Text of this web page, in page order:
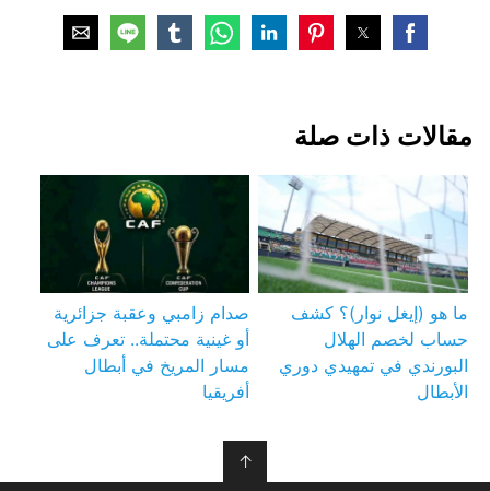
مقالات ذات صلة
ما هو (إيغل نوار)؟ كشف
حساب لخصم الهلال
البورندي في تمهيدي دوري
الأبطال
صدام زامبي وعقبة جزائرية
أو غينية محتملة.. تعرف على
مسار المريخ في أبطال
أفريقيا
↑